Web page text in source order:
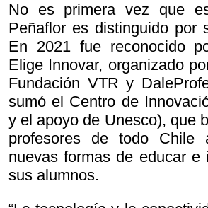
No es primera vez que
Peñaflor es distinguido por
En 2021 fue reconocido
Elige Innovar, organizado
Fundación VTR y
sumó el Centro de
y el apoyo de Unesco), que
profesores de todo Chile
nuevas formas de educar e
sus alumnos.